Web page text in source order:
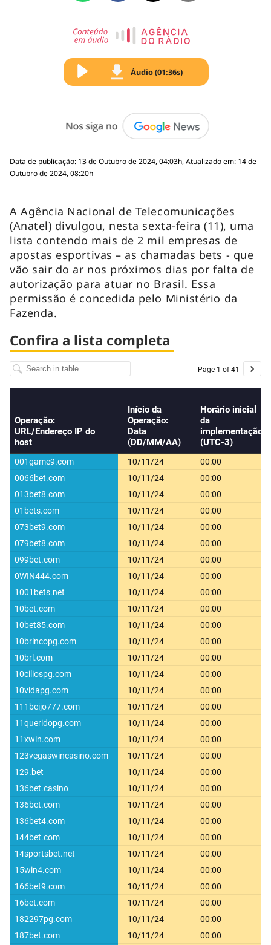
Áudio (01:36s)
Data de publicação: 13 de Outubro de 2024, 04:03h, Atualizado em: 14 de
Outubro de 2024, 08:20h
A Agência Nacional de Telecomunicações
(Anatel) divulgou, nesta sexta-feira (11), uma
lista contendo mais de 2 mil empresas de
apostas esportivas – as chamadas bets - que
vão sair do ar nos próximos dias por falta de
autorização para atuar no Brasil. Essa
permissão é concedida pelo Ministério da
Fazenda.
Confira a lista completa